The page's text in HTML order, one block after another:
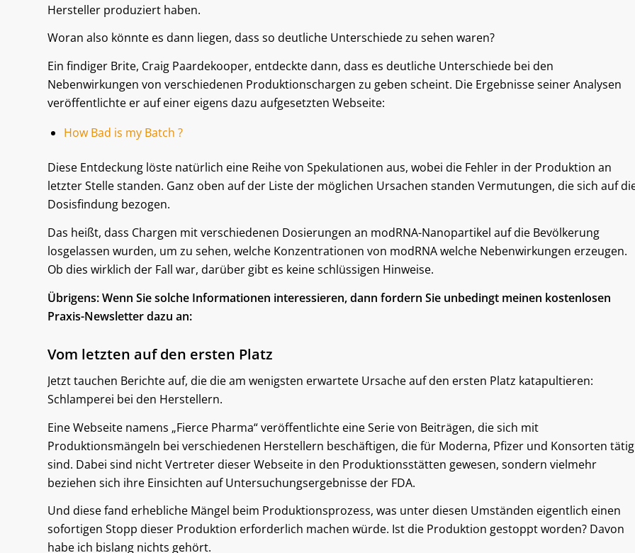
Hersteller produziert haben.
Woran also könnte es dann liegen, dass so deutliche Unterschiede zu sehen waren?
Ein findiger Brite, Craig Paardekooper, entdeckte dann, dass es deutliche Unterschiede bei den
Nebenwirkungen von verschiedenen Produktionschargen zu geben scheint. Die Ergebnisse seiner Analysen
veröffentlichte er auf einer eigens dazu aufgesetzten Webseite:
How Bad is my Batch ?
Diese Entdeckung löste natürlich eine Reihe von Spekulationen aus, wobei die Fehler in der Produktion an
letzter Stelle standen. Ganz oben auf der Liste der möglichen Ursachen standen Vermutungen, die sich auf
Dosisfindung bezogen.
Das heißt, dass Chargen mit verschiedenen Dosierungen an modRNA-Nanopartikel auf die Bevölkerung
losgelassen wurden, um zu sehen, welche Konzentrationen von modRNA welche Nebenwirkungen erzeugen.
Ob dies wirklich der Fall war, darüber gibt es keine schlüssigen Hinweise.
Übrigens: Wenn Sie solche Informationen interessieren, dann fordern Sie unbedingt meinen kostenlosen
Praxis-Newsletter dazu an:
Vom letzten auf den ersten Platz
Jetzt tauchen Berichte auf, die die am wenigsten erwartete Ursache auf den ersten Platz katapultieren:
Schlamperei bei den Herstellern.
Eine Webseite namens „Fierce Pharma“ veröffentlichte eine Serie von Beiträgen, die sich mit
Produktionsmängeln bei verschiedenen Herstellern beschäftigen, die für Moderna, Pfizer und Konsorten tätig
sind. Dabei sind nicht Vertreter dieser Webseite in den Produktionsstätten gewesen, sondern vielmehr
beziehen sich ihre Einsichten auf Untersuchungsergebnisse der FDA.
Und diese fand erhebliche Mängel beim Produktionsprozess, was unter diesen Umständen eigentlich einen
sofortigen Stopp dieser Produktion erforderlich machen würde. Ist die Produktion gestoppt worden? Davon
habe ich bislang nichts gehört.